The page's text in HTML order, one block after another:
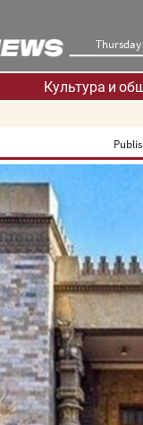
Thursday
Культура и